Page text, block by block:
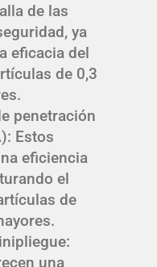
de las
ya
eficacia del
de 0,3
penetración
Estos
eficiencia
el
de
una